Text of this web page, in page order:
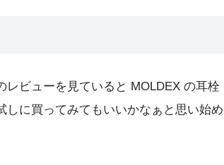
ビューを見ていると MOLDEX の耳栓
に買ってみてもいいかなぁと思い始め